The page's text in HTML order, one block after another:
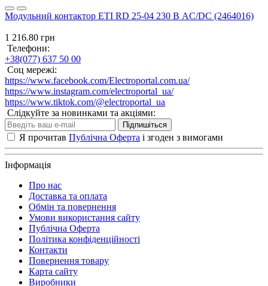
Модульний контактор ETI RD 25-04 230 В AC/DC (2464016)
1 216.80 грн
Телефони:
+38(077) 637 50 00
Соц мережі:
https://www.facebook.com/Electroportal.com.ua/
https://www.instagram.com/electroportal_ua/
https://www.tiktok.com/@electroportal_ua
Слідкуйте за новинками та акціями:
Підпишіться
Я прочитав Публічна Оферта і згоден з вимогами
Інформація
Про нас
Доставка та оплата
Обмін та повернення
Умови використання сайту
Публічна Оферта
Політика конфіденційності
Контакти
Повернення товару
Карта сайту
Виробники